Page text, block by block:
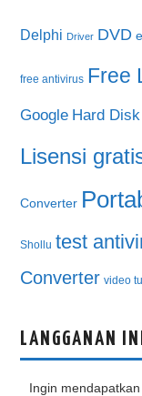
Delphi Driver DVD
free antivirus Free
Google Hard Disk
Lisensi
Converter
Shollu test
Converter video
LANGGANAN
Ingin